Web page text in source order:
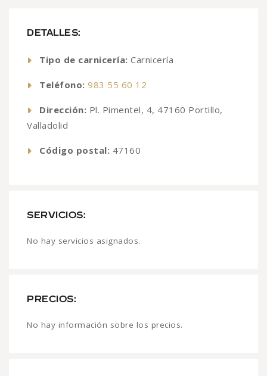
DETALLES:
Tipo de carnicería: Carnicería
Teléfono: 983 55 60 12
Dirección: Pl. Pimentel, 4, 47160 Portillo,
Valladolid
Código postal: 47160
SERVICIOS:
No hay servicios asignados.
PRECIOS:
No hay información sobre los precios.